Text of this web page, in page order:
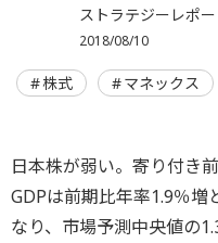
ストラテジーレポー
2018/08/10
株式 マネックス
日本株が弱い。寄り付き
GDPは前期比年率1.9％増
なり、市場予測中央値の